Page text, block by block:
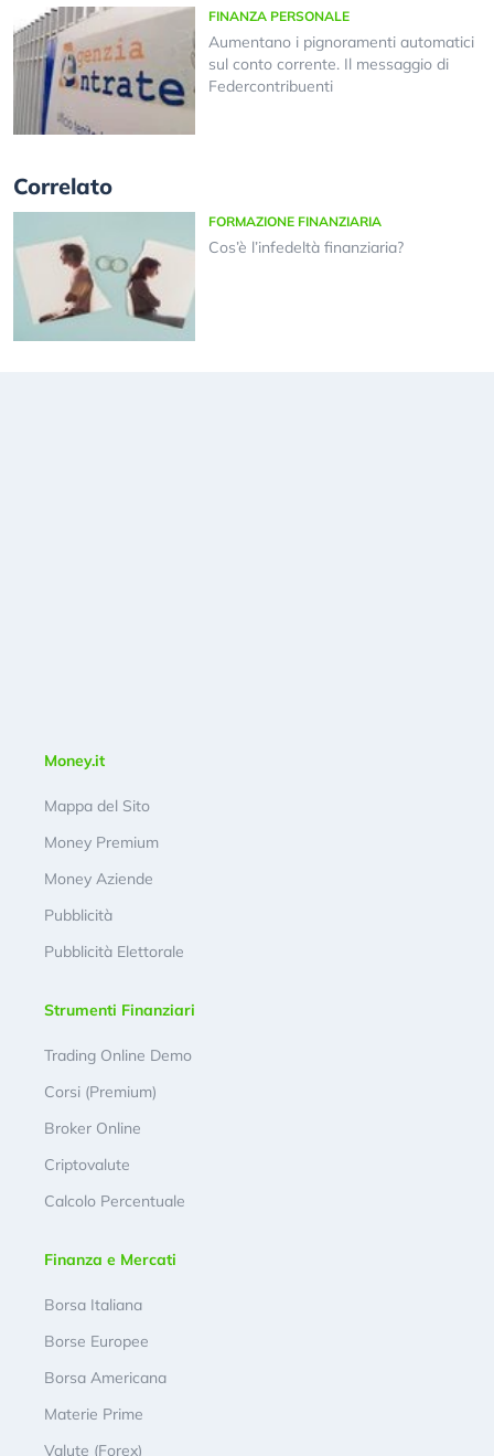
FINANZA PERSONALE
Aumentano i pignoramenti automatici
sul conto corrente. Il messaggio di
Federcontribuenti
Correlato
FORMAZIONE FINANZIARIA
Cos’è l’infedeltà finanziaria?
Money.it
Mappa del Sito
Money Premium
Money Aziende
Pubblicità
Pubblicità Elettorale
Strumenti Finanziari
Trading Online Demo
Corsi (Premium)
Broker Online
Criptovalute
Calcolo Percentuale
Finanza e Mercati
Borsa Italiana
Borse Europee
Borsa Americana
Materie Prime
Valute (Forex)